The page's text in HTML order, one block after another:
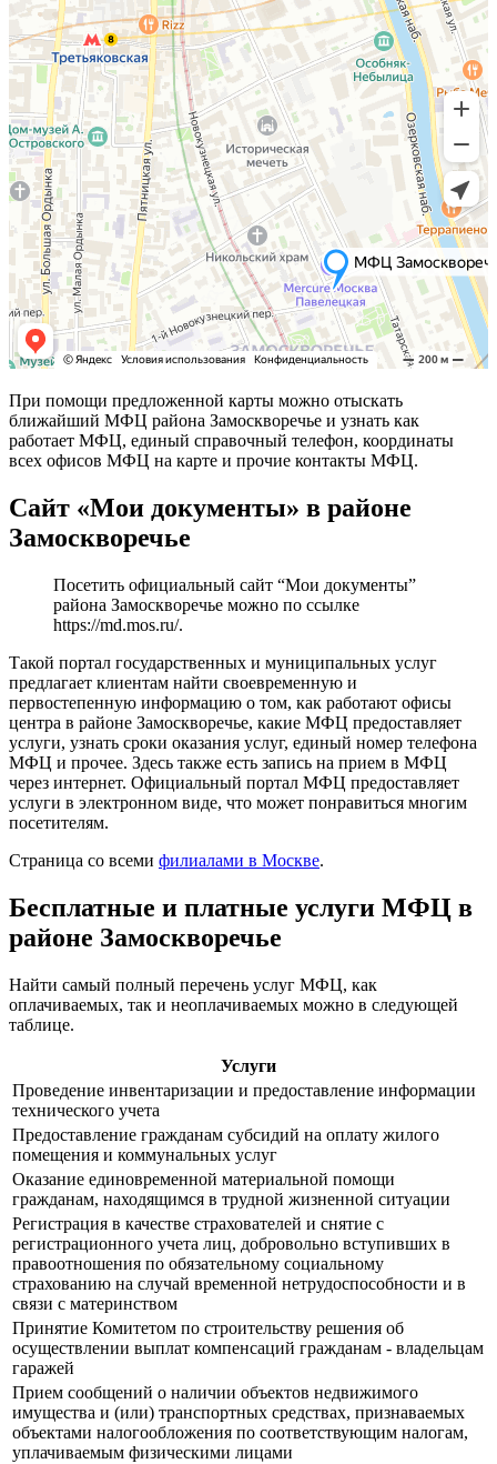
При помощи предложенной карты можно отыскать
ближайший МФЦ района Замоскворечье и узнать как
работает МФЦ, единый справочный телефон, координаты
всех офисов МФЦ на карте и прочие контакты МФЦ.
Сайт «Мои документы» в районе
Замоскворечье
Посетить официальный сайт “Мои документы”
района Замоскворечье можно по ссылке
https://md.mos.ru/.
Такой портал государственных и муниципальных услуг
предлагает клиентам найти своевременную и
первостепенную информацию о том, как работают офисы
центра в районе Замоскворечье, какие МФЦ предоставляет
услуги, узнать сроки оказания услуг, единый номер телефона
МФЦ и прочее. Здесь также есть запись на прием в МФЦ
через интернет. Официальный портал МФЦ предоставляет
услуги в электронном виде, что может понравиться многим
посетителям.
Страница со всеми филиалами в Москве.
Бесплатные и платные услуги МФЦ в
районе Замоскворечье
Найти самый полный перечень услуг МФЦ, как
оплачиваемых, так и неоплачиваемых можно в следующей
таблице.
Услуги
Проведение инвентаризации и предоставление информации
технического учета
Предоставление гражданам субсидий на оплату жилого
помещения и коммунальных услуг
Оказание единовременной материальной помощи
гражданам, находящимся в трудной жизненной ситуации
Регистрация в качестве страхователей и снятие с
регистрационного учета лиц, добровольно вступивших в
правоотношения по обязательному социальному
страхованию на случай временной нетрудоспособности и в
связи с материнством
Принятие Комитетом по строительству решения об
осуществлении выплат компенсаций гражданам - владельцам
гаражей
Прием сообщений о наличии объектов недвижимого
имущества и (или) транспортных средствах, признаваемых
объектами налогообложения по соответствующим налогам,
уплачиваемым физическими лицами